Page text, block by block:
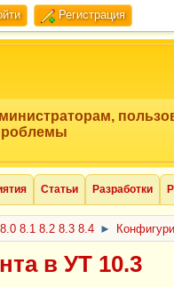
Регистрация
Статьи Разработки
8.1 8.2 8.3 8.4 ►
в УТ 10.3